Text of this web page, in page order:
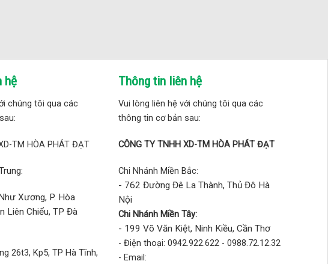
hệ
chúng tôi qua các
TM HÒA PHÁT ĐẠT
Xương, P. Hòa
Liên Chiểu, TP Đà
26t3, Kp5, TP Hà Tĩnh,
Thông tin liên hệ
Vui lòng liên hệ với chúng tôi qua các
thông tin cơ bản sau:
CÔNG TY TNHH XD-TM HÒA PHÁT ĐẠT
Chi Nhánh Miền Bắc:
- 762 Đường Đê La Thành, Thủ Đô Hà
Nội
Chi Nhánh Miền Tây:
- 199 Võ Văn Kiệt, Ninh Kiều, Cần Thơ
- Điện thoại: 0942.922.622 - 0988.72.12.32
- Email: